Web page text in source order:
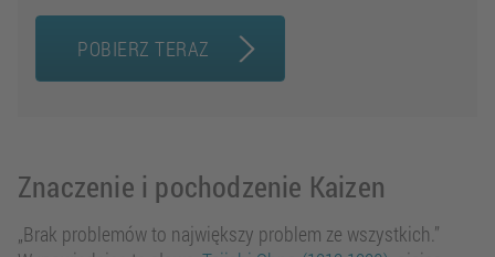
POBIERZ TERAZ
Znaczenie i pochodzenie Kaizen
„Brak problemów to największy problem ze wszystkich.”